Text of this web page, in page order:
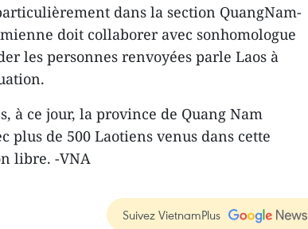
dans la section QuangNam-
doit collaborer avec sonhomologue
les personnes renvoyées parle Laos à
à ce jour, la province de Quang Nam
plus de 500 Laotiens venus dans cette
libre. -VNA
Suivez VietnamPlus